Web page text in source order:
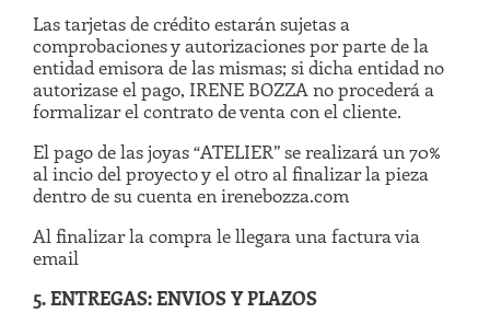
Las tarjetas de crédito estarán sujetas a
comprobaciones y autorizaciones por parte de la
entidad emisora de las mismas; si dicha entidad no
autorizase el pago, IRENE BOZZA no procederá a
formalizar el contrato de venta con el cliente.
El pago de las joyas “ATELIER” se realizará un 70%
al incio del proyecto y el otro al finalizar la pieza
dentro de su cuenta en irenebozza.com
Al finalizar la compra le llegara una factura via
email
5. ENTREGAS: ENVIOS Y PLAZOS